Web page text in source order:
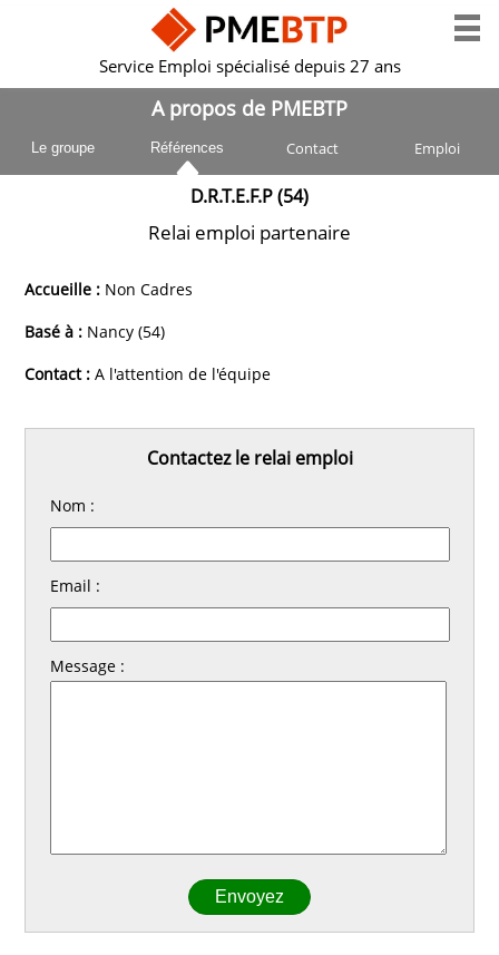
Service Emploi spécialisé depuis 27 ans
A propos de PMEBTP
Le groupe Références Contact Emploi
D.R.T.E.F.P (54)
Relai emploi partenaire
Accueille : Non Cadres
Basé à : Nancy (54)
Contact : A l'attention de l'équipe
Contactez le relai emploi
Nom :
Email :
Message :